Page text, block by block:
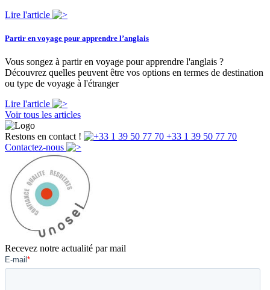
Lire l'article
Partir en voyage pour apprendre l’anglais
Vous songez à partir en voyage pour apprendre l'anglais ?
Découvrez quelles peuvent être vos options en termes de destination
ou type de voyage à l'étranger
Lire l'article
Voir tous les articles
Restons en contact !
+33 1 39 50 77 70
Contactez-nous
Recevez notre actualité par mail